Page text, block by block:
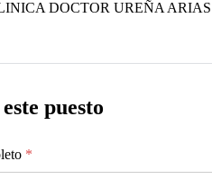
DOCTOR UREÑA ARIAS
puesto
*